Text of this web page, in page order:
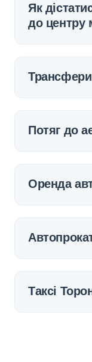
Як
до центру
Потяг до
Оренда
Таксі